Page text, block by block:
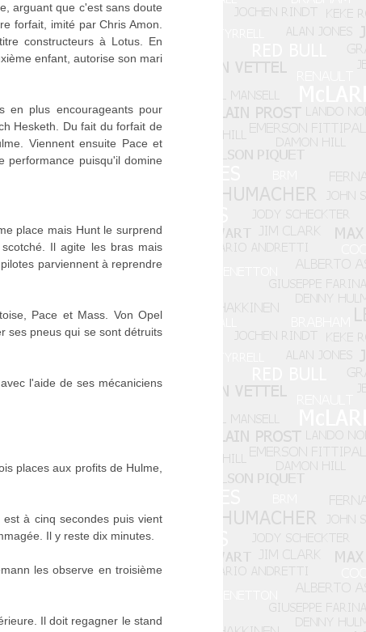
arguant que c'est sans doute
forfait, imité par Chris Amon.
constructeurs à Lotus. En
enfant, autorise son mari
en plus encourageants pour
Hesketh. Du fait du forfait de
Viennent ensuite Pace et
performance puisqu'il domine
place mais Hunt le surprend
Il agite les bras mais
parviennent à reprendre
Pace et Mass. Von Opel
ses pneus qui se sont détruits
l'aide de ses mécaniciens
places aux profits de Hulme,
à cinq secondes puis vient
Il y reste dix minutes.
les observe en troisième
Il doit regagner le stand